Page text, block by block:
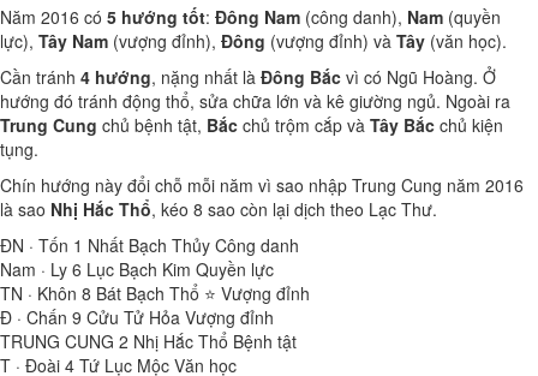
Năm 2016 có 5 hướng tốt: Đông Nam (công danh), Nam (quyền
lực), Tây Nam (vượng đỉnh), Đông (vượng đỉnh) và Tây (văn học).
Cần tránh 4 hướng, nặng nhất là Đông Bắc vì có Ngũ Hoàng. Ở
hướng đó tránh động thổ, sửa chữa lớn và kê giường ngủ. Ngoài ra
Trung Cung chủ bệnh tật, Bắc chủ trộm cắp và Tây Bắc chủ kiện
tụng.
Chín hướng này đổi chỗ mỗi năm vì sao nhập Trung Cung năm 2016
là sao Nhị Hắc Thổ, kéo 8 sao còn lại dịch theo Lạc Thư.
ĐN · Tốn 1 Nhất Bạch Thủy Công danh
Nam · Ly 6 Lục Bạch Kim Quyền lực
TN · Khôn 8 Bát Bạch Thổ ⭐ Vượng đỉnh
Đ · Chấn 9 Cửu Tử Hỏa Vượng đỉnh
TRUNG CUNG 2 Nhị Hắc Thổ Bệnh tật
T · Đoài 4 Tứ Lục Mộc Văn học